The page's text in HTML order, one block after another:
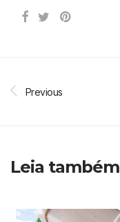
Previous
Leia também